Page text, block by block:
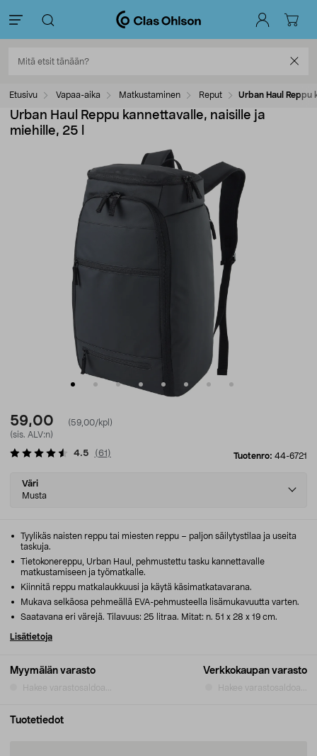
Etusivu Vapaa-aika Matkustaminen Reput Urban Haul Reppu
Urban Haul Reppu kannettavalle, naisille ja
miehille, 25 l
59,00
(59,00/kpl)
(sis. ALV:n)
Tuotenro: 44-6721
4.5 (61 )
Select
variant
Väri
Musta
Myymälän varasto
Hakee varastosaldoa...
Verkkokaupan varasto
Hakee varastosaldoa...
Tyylikäs naisten reppu tai miesten reppu – paljon säilytystilaa ja useita
taskuja.
Tietokonereppu, Urban Haul, pehmustettu tasku kannettavalle
matkustamiseen ja työmatkalle.
Kiinnitä reppu matkalaukkuusi ja käytä käsimatkatavarana.
Mukava selkäosa pehmeällä EVA-pehmusteella lisämukavuutta varten.
Saatavana eri värejä. Tilavuus: 25 litraa. Mitat: n. 51 x 28 x 19 cm.
Lisätietoja
Tuotetiedot